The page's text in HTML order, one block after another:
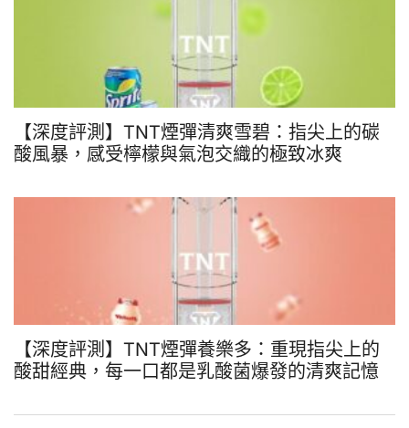
【深度評測】TNT煙彈清爽雪碧：指尖上的碳
酸風暴，感受檸檬與氣泡交織的極致冰爽
【深度評測】TNT煙彈養樂多：重現指尖上的
酸甜經典，每一口都是乳酸菌爆發的清爽記憶